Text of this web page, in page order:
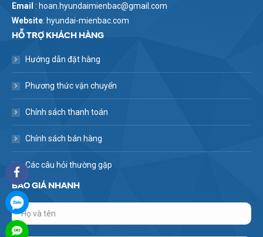
Email : hoan.hyundaimienbac@gmail.com
Website: hyundai-mienbac.com
HỖ TRỢ KHÁCH HÀNG
Hướng dẫn đặt hàng
Phương thức vận chuyển
Chính sách thanh toán
Chính sách bán hàng
Các câu hỏi thường gặp
BÁO GIÁ NHANH